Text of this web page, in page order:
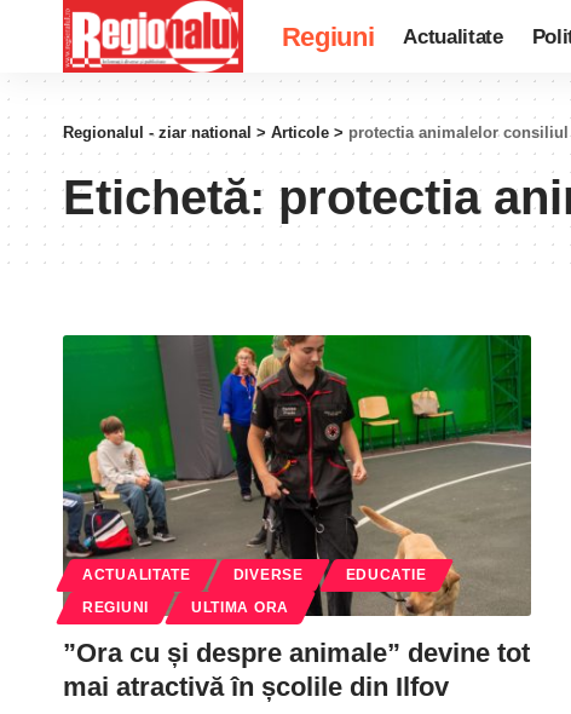
Regiuni Actualitate
Regionalul - ziar national > Articole > protectia animalelor
Etichetă: protectia
ACTUALITATE DIVERSE EDUCATIE
REGIUNI ULTIMA ORA
”Ora cu și despre animale” devine tot
mai atractivă în școlile din Ilfov